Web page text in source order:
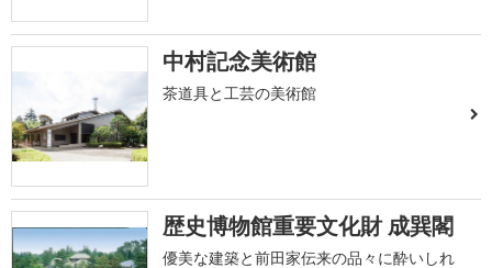
中村記念美術館
茶道具と工芸の美術館
歴史博物館重要文化財 成巽閣
優美な建築と前田家伝来の品々に酔いしれ